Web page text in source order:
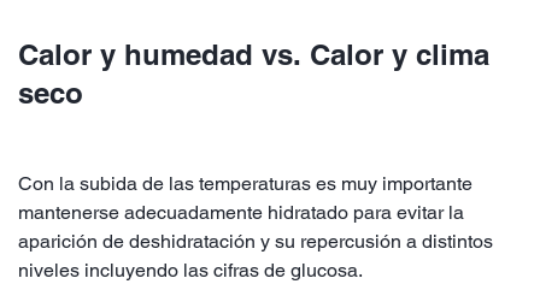
Calor y humedad vs. Calor y clima
seco
Con la subida de las temperaturas es muy importante
mantenerse adecuadamente hidratado para evitar la
aparición de deshidratación y su repercusión a distintos
niveles incluyendo las cifras de glucosa.